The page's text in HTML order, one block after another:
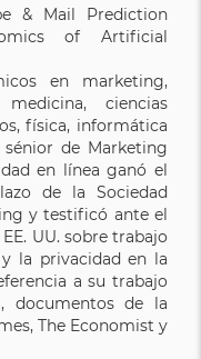
& Mail Prediction
of Artificial
en marketing,
ciencias
física, informática
de Marketing
en línea ganó el
de la Sociedad
y testificó ante el
UU. sobre trabajo
la privacidad en la
a su trabajo
documentos de la
The Economist y